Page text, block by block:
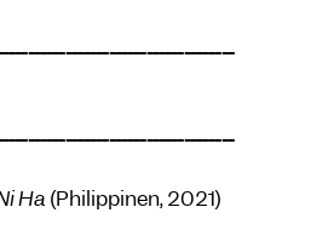
Ha (Philippinen, 2021)